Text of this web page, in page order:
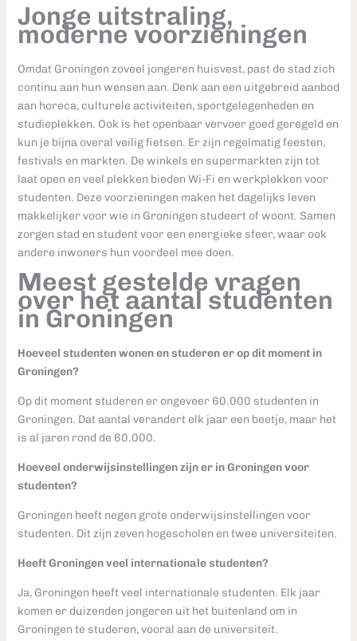
Jonge uitstraling,
moderne voorzieningen
Omdat Groningen zoveel jongeren huisvest, past de stad zich
continu aan hun wensen aan. Denk aan een uitgebreid aanbod
aan horeca, culturele activiteiten, sportgelegenheden en
studieplekken. Ook is het openbaar vervoer goed geregeld en
kun je bijna overal veilig fietsen. Er zijn regelmatig feesten,
festivals en markten. De winkels en supermarkten zijn tot
laat open en veel plekken bieden Wi-Fi en werkplekken voor
studenten. Deze voorzieningen maken het dagelijks leven
makkelijker voor wie in Groningen studeert of woont. Samen
zorgen stad en student voor een energieke sfeer, waar ook
andere inwoners hun voordeel mee doen.
Meest gestelde vragen
over het aantal studenten
in Groningen
Hoeveel studenten wonen en studeren er op dit moment in
Groningen?
Op dit moment studeren er ongeveer 60.000 studenten in
Groningen. Dat aantal verandert elk jaar een beetje, maar het
is al jaren rond de 60.000.
Hoeveel onderwijsinstellingen zijn er in Groningen voor
studenten?
Groningen heeft negen grote onderwijsinstellingen voor
studenten. Dit zijn zeven hogescholen en twee universiteiten.
Heeft Groningen veel internationale studenten?
Ja, Groningen heeft veel internationale studenten. Elk jaar
komen er duizenden jongeren uit het buitenland om in
Groningen te studeren, vooral aan de universiteit.